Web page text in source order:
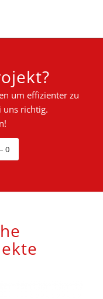
um effizienter zu
uns richtig.
0